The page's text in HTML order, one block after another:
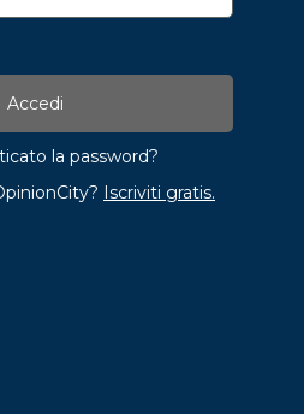
la password?
Iscriviti gratis.